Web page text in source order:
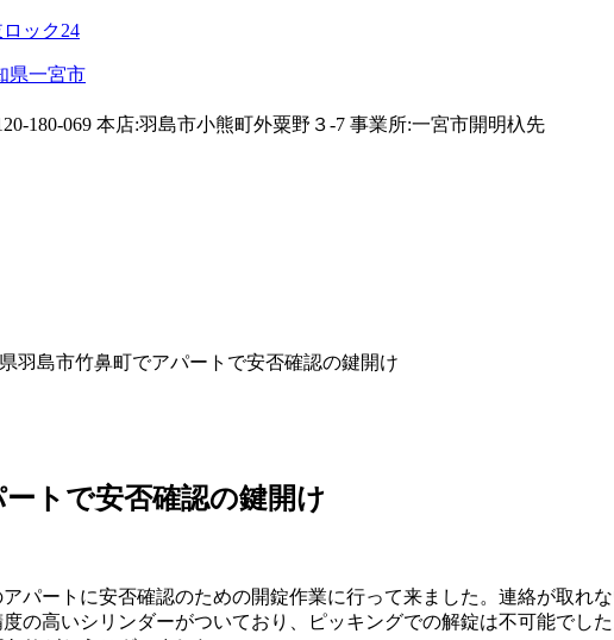
ック24
県一宮市
羽島市竹鼻町でアパートで安否確認の鍵開け
トで安否確認の鍵開け
パートに安否確認のための開錠作業に行って来ました。連絡が取れ
の高いシリンダーがついており、ピッキングでの解錠は不可能でし